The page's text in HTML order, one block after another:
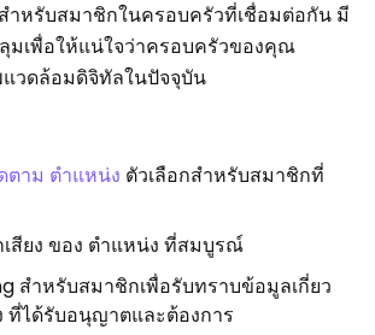
ำหรับสมาชิกในครอบครัวที่เชื่อมต่อกัน มี
มเพื่อให้แน่ใจว่าครอบครัวของคุณ
วดล้อมดิจิทัลในปัจจุบัน
ตาม ตำแหน่ง ตัวเลือกสำหรับสมาชิกที่
สียง ของ ตำแหน่ง ที่สมบูรณ์
สำหรับสมาชิกเพื่อรับทราบข้อมูลเกี่ยว
ที่ได้รับอนุญาตและต้องการ